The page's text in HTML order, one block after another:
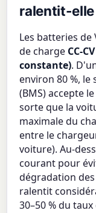
ralentit-elle
Les batteries
de charge CC-
constante).
environ 80 %,
(BMS) accepte
sorte que la
maximale du
entre le
voiture). Au-
courant pour
dégradation
ralentit
30–50 % du